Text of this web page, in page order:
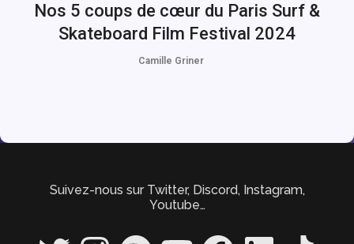
Nos 5 coups de cœur du Paris Surf &
Skateboard Film Festival 2024
Camille Griner
Suivez-nous sur Twitter, Discord, Instagram,
Youtube…
Twitter InstagramSpotify YouTube FacebookLinkedIn TikTok